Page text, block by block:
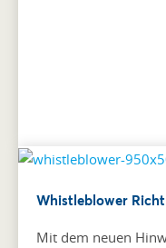
Whistleblower
Mit dem neuen